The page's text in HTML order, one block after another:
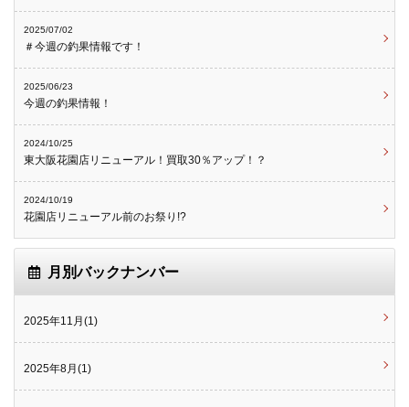
2025/07/02
＃今週の釣果情報です！
2025/06/23
今週の釣果情報！
2024/10/25
東大阪花園店リニューアル！買取30％アップ！？
2024/10/19
花園店リニューアル前のお祭り!?
月別バックナンバー
2025年11月(1)
2025年8月(1)